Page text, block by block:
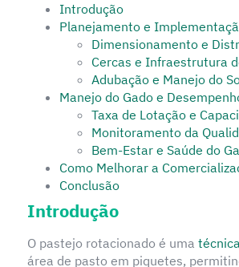
Introdução
Planejamento e
Dimensionamento e
Cercas e Infraestrutura
Adubação e Manejo do
Manejo do Gado e
Taxa de Lotação e
Monitoramento da
Bem-Estar e Saúde do
Como Melhorar a
Conclusão
Introdução
O pastejo rotacionado é uma
área de pasto em piquetes,